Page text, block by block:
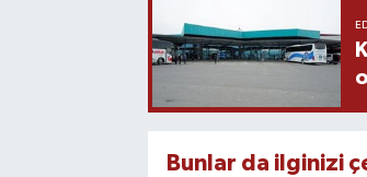
Bunlar da ilginizi